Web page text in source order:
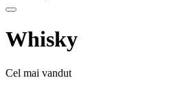
Whisky
Cel mai vandut